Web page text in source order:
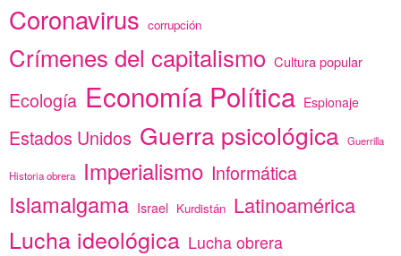
Coronavirus corrupción
Crímenes del capitalismo Cultura popular
Ecología Economía Política Espionaje
Estados Unidos Guerra psicológica Guerrilla
Historia obrera Imperialismo Informática
Islamalgama Israel Kurdistán Latinoamérica
Lucha ideológica Lucha obrera